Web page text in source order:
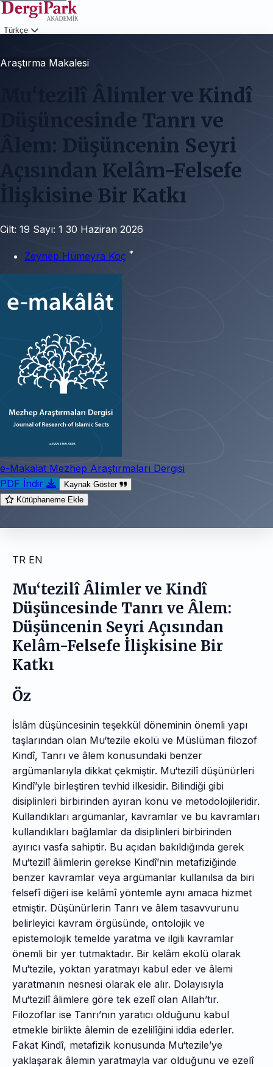
Türkçe
Araştırma Makalesi
Mu‘tezilî Âlimler ve Kindî
Düşüncesinde Tanrı ve
Âlem: Düşüncenin Seyri
Açısından Kelâm-Felsefe
İlişkisine Bir Katkı
Cilt: 19 Sayı: 1 30 Haziran 2026
Zeynep Hümeyra Koç *
e-Makalat Mezhep Araştırmaları Dergisi
PDF İndir
Kaynak Göster
Kütüphaneme Ekle
TR EN
Mu‘tezilî Âlimler ve Kindî
Düşüncesinde Tanrı ve Âlem:
Düşüncenin Seyri Açısından
Kelâm-Felsefe İlişkisine Bir
Katkı
Öz
İslâm düşüncesinin teşekkül döneminin önemli yapı
taşlarından olan Mu‘tezile ekolü ve Müslüman filozof
Kindî, Tanrı ve âlem konusundaki benzer
argümanlarıyla dikkat çekmiştir. Mu‘tezilî düşünürleri
Kindî’yle birleştiren tevhid ilkesidir. Bilindiği gibi
disiplinleri birbirinden ayıran konu ve metodolojileridir.
Kullandıkları argümanlar, kavramlar ve bu kavramları
kullandıkları bağlamlar da disiplinleri birbirinden
ayırıcı vasfa sahiptir. Bu açıdan bakıldığında gerek
Mu‘tezilî âlimlerin gerekse Kindî’nin metafiziğinde
benzer kavramlar veya argümanlar kullanılsa da biri
felsefî diğeri ise kelâmî yöntemle aynı amaca hizmet
etmiştir. Düşünürlerin Tanrı ve âlem tasavvurunu
belirleyici kavram örgüsünde, ontolojik ve
epistemolojik temelde yaratma ve ilgili kavramlar
önemli bir yer tutmaktadır. Bir kelâm ekolü olarak
Mu‘tezile, yoktan yaratmayı kabul eder ve âlemi
yaratmanın nesnesi olarak ele alır. Dolayısıyla
Mu‘tezilî âlimlere göre tek ezelî olan Allah’tır.
Filozoflar ise Tanrı’nın yaratıcı olduğunu kabul
etmekle birlikte âlemin de ezelilîğini iddia ederler.
Fakat Kindî, metafizik konusunda Mu‘tezile’ye
yaklaşarak âlemin yaratmayla var olduğunu ve ezelî